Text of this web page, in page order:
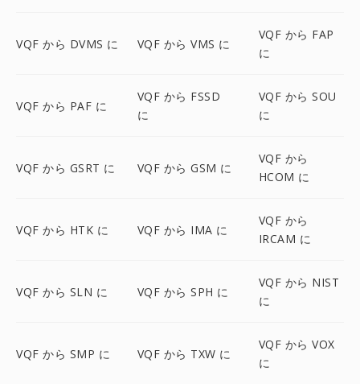
VQF から DVMS に VQF から VMS に
VQF から FAP
に
VQF から PAF に
VQF から FSSD
に
VQF から SOU
に
VQF から GSRT に VQF から GSM に
VQF から
HCOM に
VQF から HTK に VQF から IMA に
VQF から
IRCAM に
VQF から SLN に VQF から SPH に
VQF から NIST
に
VQF から SMP に VQF から TXW に
VQF から VOX
に